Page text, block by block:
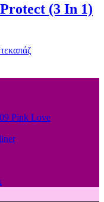
(3 In 1)
Pink Love